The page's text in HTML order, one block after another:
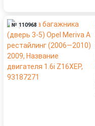
№ 110968